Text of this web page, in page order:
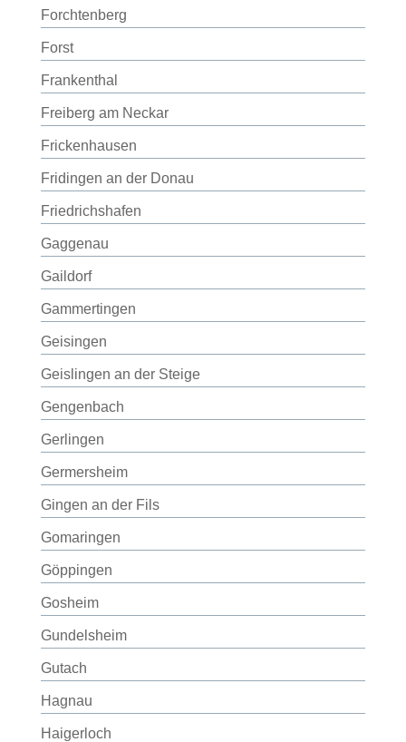
Forchtenberg
Forst
Frankenthal
Freiberg am Neckar
Frickenhausen
Fridingen an der Donau
Friedrichshafen
Gaggenau
Gaildorf
Gammertingen
Geisingen
Geislingen an der Steige
Gengenbach
Gerlingen
Germersheim
Gingen an der Fils
Gomaringen
Göppingen
Gosheim
Gundelsheim
Gutach
Hagnau
Haigerloch